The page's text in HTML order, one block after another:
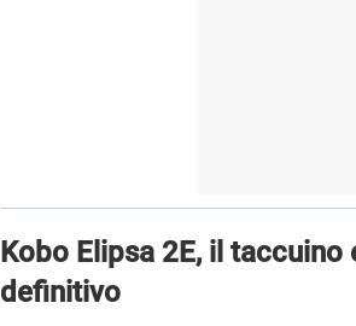
Kobo Elipsa 2E, il
definitivo